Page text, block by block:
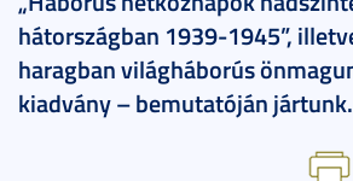
hátországban 1939-1945”,
haragban világháborús
kiadvány – bemutatóján jártunk.